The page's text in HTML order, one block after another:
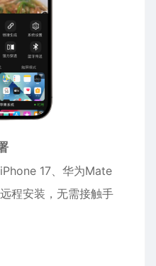
iPhone 17、华为Mate
程安装，无需接触手